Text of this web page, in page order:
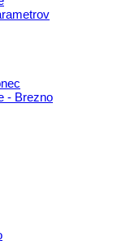
- Brezno